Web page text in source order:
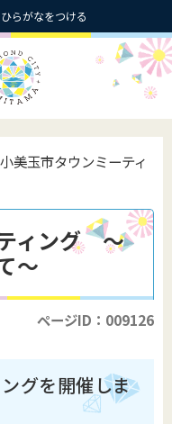
ひらがなをつける
美玉市タウンミーティ
ィング ～
～
ページID：009126
グを開催しま